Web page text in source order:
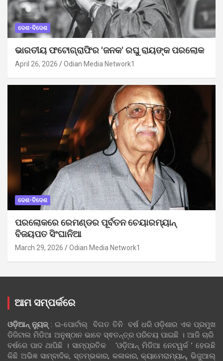
ଦେଶ-ବିଦେଶ
ଭାରତୀୟ ଫଟୋଗ୍ରାଫିର ‘ଜନକ’ ରଘୁ ରାୟଙ୍କ ପରଲୋକ
April 26, 2026 Odian Media Network1
ଦେଶ-ବିଦେଶ
ପରଲୋକରେ ରେମଣ୍ଡର ପୂର୍ବତନ ଚେୟାରମ୍ୟାନ୍
ବିଜୟପତ ସିଂଘାନିଆ
March 29, 2026 Odian Media Network1
ଆମ ସମ୍ପର୍କରେ
ଓଡ଼ିଆନ୍‍ ନ୍ୟୁଜ୍‍: ଇ-ପୋର୍ଟାଲ୍ ବିଗତ ତିନି ବର୍ଷ ଧରି ଓଡ଼ିଶାର ଏକ ପ୍ରମୁଖ
ଡିଜିଟାଲ ମିଡିଆ ଅନୁଷ୍ଠାନ ଭାବେ ସ୍ଵତନ୍ତ୍ର ପରିଚୟ ପାଇଛି । ଆଜି ଚାରି
ବର୍ଷରେ ପାଦ ଥାପିଛି । ସାମ୍ପ୍ରତିକ ‘ଓଡ଼ିଆନ୍‍ ମିଡିଆ ନେଟୱର୍କ ’ ହେଉଛି
କିଛି ଅଭିଜ୍ଞ ସାମ୍ବାଦିକ, ସ୍ତମ୍ଭକାର, କଳାକାର, କ୍ୟାମେରାମ୍ୟାନ୍, ଭିଜୁଆଲ୍